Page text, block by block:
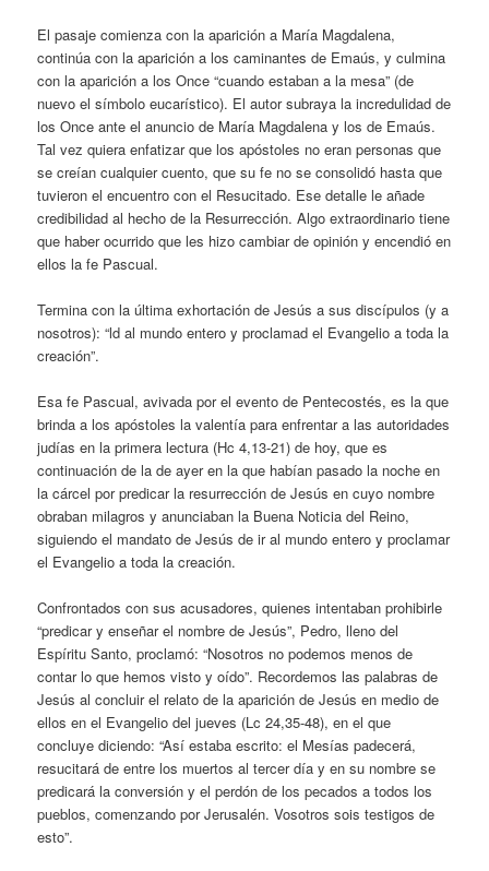
El pasaje comienza con la aparición a María Magdalena,
continúa con la aparición a los caminantes de Emaús, y culmina
con la aparición a los Once “cuando estaban a la mesa” (de
nuevo el símbolo eucarístico). El autor subraya la incredulidad de
los Once ante el anuncio de María Magdalena y los de Emaús.
Tal vez quiera enfatizar que los apóstoles no eran personas que
se creían cualquier cuento, que su fe no se consolidó hasta que
tuvieron el encuentro con el Resucitado. Ese detalle le añade
credibilidad al hecho de la Resurrección. Algo extraordinario tiene
que haber ocurrido que les hizo cambiar de opinión y encendió en
ellos la fe Pascual.
Termina con la última exhortación de Jesús a sus discípulos (y a
nosotros): “ld al mundo entero y proclamad el Evangelio a toda la
creación”.
Esa fe Pascual, avivada por el evento de Pentecostés, es la que
brinda a los apóstoles la valentía para enfrentar a las autoridades
judías en la primera lectura (Hc 4,13-21) de hoy, que es
continuación de la de ayer en la que habían pasado la noche en
la cárcel por predicar la resurrección de Jesús en cuyo nombre
obraban milagros y anunciaban la Buena Noticia del Reino,
siguiendo el mandato de Jesús de ir al mundo entero y proclamar
el Evangelio a toda la creación.
Confrontados con sus acusadores, quienes intentaban prohibirle
“predicar y enseñar el nombre de Jesús”, Pedro, lleno del
Espíritu Santo, proclamó: “Nosotros no podemos menos de
contar lo que hemos visto y oído”. Recordemos las palabras de
Jesús al concluir el relato de la aparición de Jesús en medio de
ellos en el Evangelio del jueves (Lc 24,35-48), en el que
concluye diciendo: “Así estaba escrito: el Mesías padecerá,
resucitará de entre los muertos al tercer día y en su nombre se
predicará la conversión y el perdón de los pecados a todos los
pueblos, comenzando por Jerusalén. Vosotros sois testigos de
esto”.